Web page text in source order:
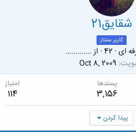
شقایق21
کاربر ممتاز
ای ·
· از .............
Oct 8, 2009
پسندها
3,156
امتیاز
114
پیدا کردن